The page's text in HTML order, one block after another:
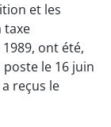
et les
taxe
ont été,
le 16 juin
reçus le